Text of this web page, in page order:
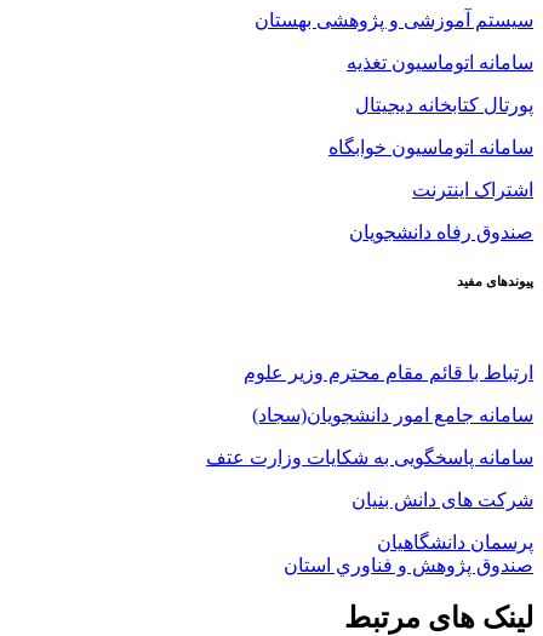
سیستم آموزشی و پژوهشی بهستان
سامانه اتوماسیون تغذیه
پورتال کتابخانه دیجیتال
سامانه اتوماسیون خوابگاه
اشتراک اینترنت
صندوق رفاه دانشجویان
پیوندهای مفید
ارتباط با قائم مقام محترم وزیر علوم
سامانه جامع امور دانشجویان(سجاد)
سامانه پاسخگویی به شکایات وزارت عتف
شرکت های دانش بنیان
پرسمان دانشگاهیان
صندوق پژوهش و فناوري استان
لینک های مرتبط